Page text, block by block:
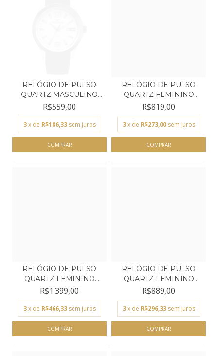
RELÓGIO DE PULSO
QUARTZ MASCULINO
TECHNO...
R$559,00
3 x de R$186,33 sem juros
RELÓGIO DE PULSO
QUARTZ FEMININO
TECHNOS...
R$819,00
3 x de R$273,00 sem juros
RELÓGIO DE PULSO
QUARTZ FEMININO
TECHNOS...
R$1.399,00
3 x de R$466,33 sem juros
RELÓGIO DE PULSO
QUARTZ FEMININO
TECHNOS...
R$889,00
3 x de R$296,33 sem juros